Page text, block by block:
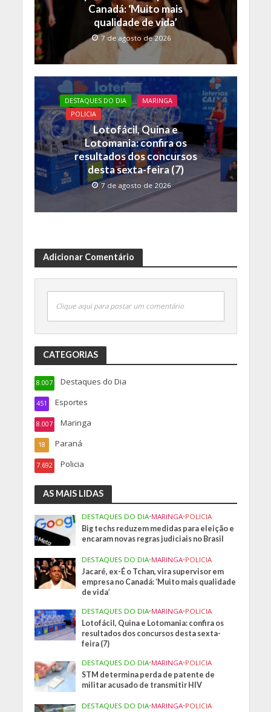
Canadá: ‘Muito mais
qualidade de vida’
7 de agosto de 2026
DESTAQUES DO DIA
MARINGA
POLICIA
Lotofácil, Quina e
Lotomania: confira os
resultados dos concursos
desta sexta-feira (7)
7 de agosto de 2026
Adicionar Comentário
Clique aqui para postar um comentário
CATEGORIAS
Destaques do Dia
8.007
Esportes
451
Maringa
8.007
Paraná
18
Policia
7.692
AS MAIS LIDAS
DESTAQUES DO DIA•MARINGA•POLICIA
Big techs reduzem medidas para eleição e
encaram novas regras judiciais no Brasil
DESTAQUES DO DIA•MARINGA•POLICIA
Jacaré, ex-É o Tchan, vira supervisor em
empresa no Canadá: ‘Muito mais qualidade
de vida’
DESTAQUES DO DIA•MARINGA•POLICIA
Lotofácil, Quina e Lotomania: confira os
resultados dos concursos desta sexta-
feira (7)
DESTAQUES DO DIA•MARINGA•POLICIA
STM determina perda de patente de
militar acusado de transmitir HIV
DESTAQUES DO DIA•MARINGA•POLICIA